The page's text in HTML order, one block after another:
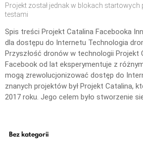
Projekt został jednak w blokach startowych
testami
Spis treści Projekt Catalina Facebooka
dla dostępu do Internetu Technologia
Przyszłość dronów w technologii Projekt
Facebook od lat eksperymentuje z
mogą zrewolucjonizować dostęp do
znanych projektów był Projekt Catalina,
2017 roku. Jego celem było stworzenie
Bez kategorii